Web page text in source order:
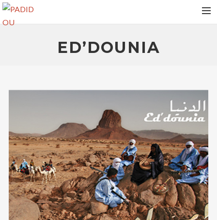
NEWS
RELEASES
PHOTOS
CONTACT
RECHERCHE
ED’DOUNIA